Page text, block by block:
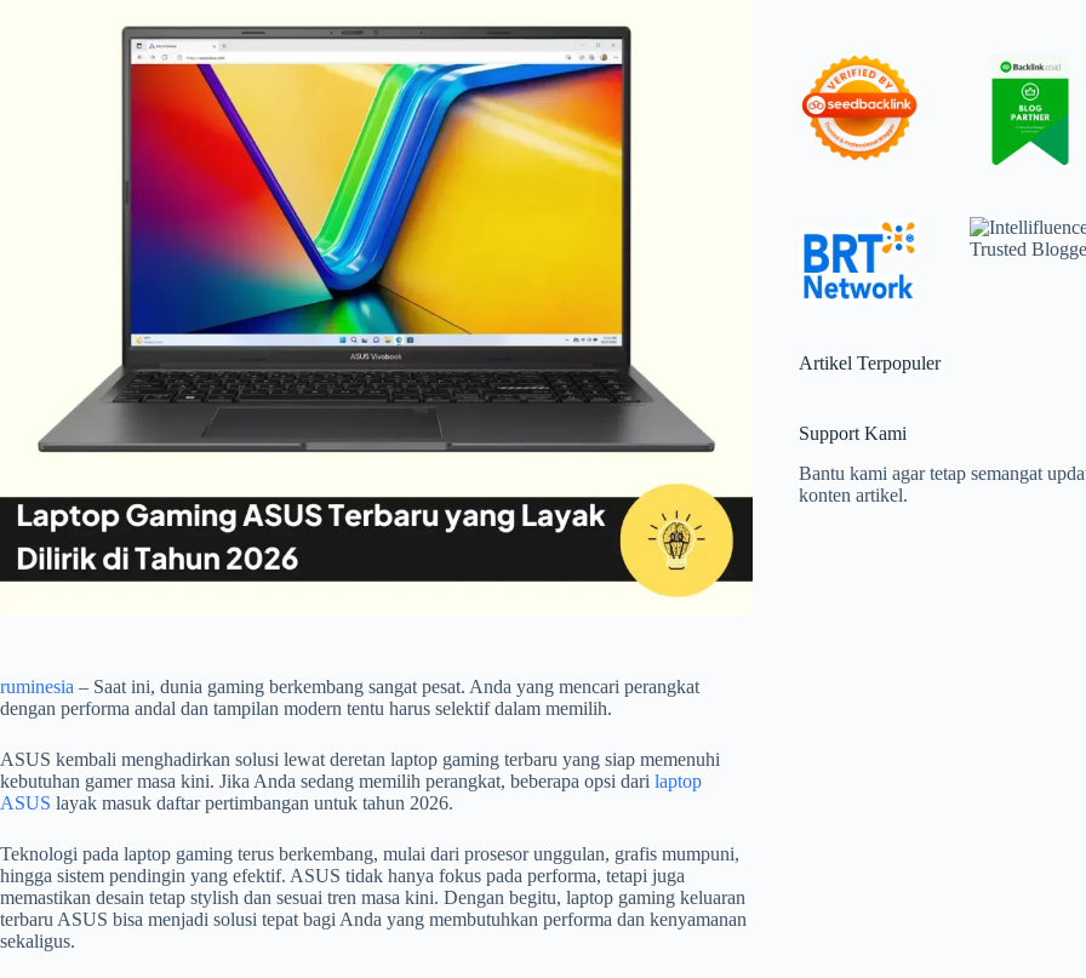
ruminesia – Saat ini, dunia gaming berkembang sangat pesat. Anda yang mencari perangkat
dengan performa andal dan tampilan modern tentu harus selektif dalam memilih.
ASUS kembali menghadirkan solusi lewat deretan laptop gaming terbaru yang siap memenuhi
kebutuhan gamer masa kini. Jika Anda sedang memilih perangkat, beberapa opsi dari laptop
ASUS layak masuk daftar pertimbangan untuk tahun 2026.
Teknologi pada laptop gaming terus berkembang, mulai dari prosesor unggulan, grafis mumpuni,
hingga sistem pendingin yang efektif. ASUS tidak hanya fokus pada performa, tetapi juga
memastikan desain tetap stylish dan sesuai tren masa kini. Dengan begitu, laptop gaming keluaran
terbaru ASUS bisa menjadi solusi tepat bagi Anda yang membutuhkan performa dan kenyamanan
sekaligus.
Artikel Terpopuler
Support Kami
Bantu kami agar tetap semangat
konten artikel.